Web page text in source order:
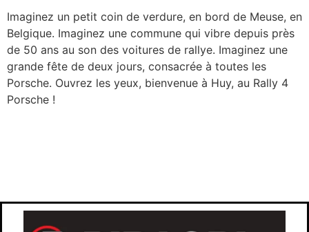
Imaginez un petit coin de verdure, en bord de Meuse, en
Belgique. Imaginez une commune qui vibre depuis près
de 50 ans au son des voitures de rallye. Imaginez une
grande fête de deux jours, consacrée à toutes les
Porsche. Ouvrez les yeux, bienvenue à Huy, au Rally 4
Porsche !